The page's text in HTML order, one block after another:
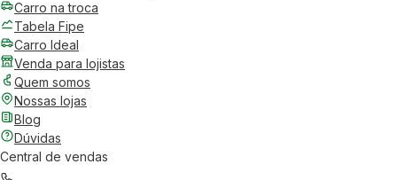
Carro na troca
Tabela Fipe
Carro Ideal
Venda para lojistas
Quem somos
Nossas lojas
Blog
Dúvidas
Central de vendas